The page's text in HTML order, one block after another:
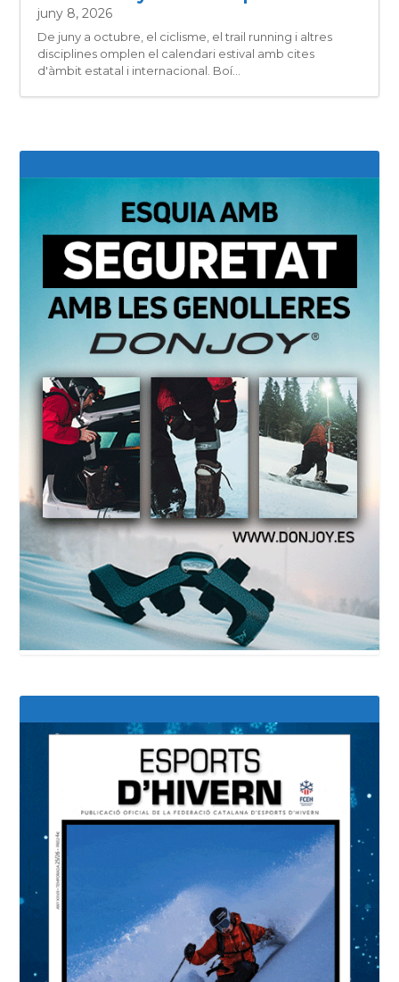
juny 8, 2026
De juny a octubre, el ciclisme, el trail running i altres
disciplines omplen el calendari estival amb cites
d'àmbit estatal i internacional. Boí...